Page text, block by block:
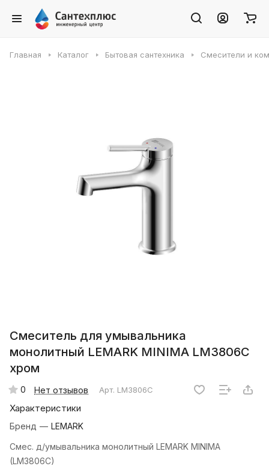
Главная Каталог Бытовая сантехника Смесители и
Смеситель для умывальника
монолитный LEMARK MINIMA LM3806C
хром
0 Нет отзывов Арт. LM3806C
Характеристики
Бренд — LEMARK
Смес. д/умывальника монолитный LEMARK MINIMA
(LM3806C)